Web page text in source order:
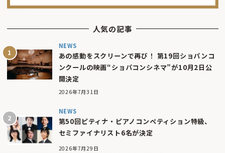
人気の記事
NEWS
あの感動をスクリーンで再び！ 第19回ショパンコ
ンクールの映画“ショパコンシネマ”が10月2日公
開決定
2026年7月31日
NEWS
第50回ピティナ・ピアノコンペティション特級、
セミファイナリスト6名が決定
2026年7月29日